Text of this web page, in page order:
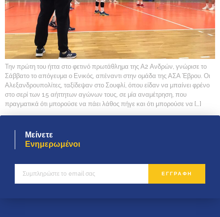
Την πρώτη του ήττα στο φετινό πρωτάθλημα της Α2 Ανδρών, γνώρισε το
Σάββατο το απόγευμα ο Ενικός, απέναντι στην ομάδα της ΑΣΑ Έβρου. Οι
Αλεξανδρουπολίτες, ταξίδεψαν στο Σουφλί, όπου είδαν να μπαίνει φρένο
στο σερί των 15 αήττητων αγώνων τους, σε μία αναμέτρηση, που
πραγματικά ότι μπορούσε να πάει λάθος πήγε και ότι μπορούσε να […]
Μείνετε
Ενημερωμένοι
ΕΓΓΡΑΦΗ